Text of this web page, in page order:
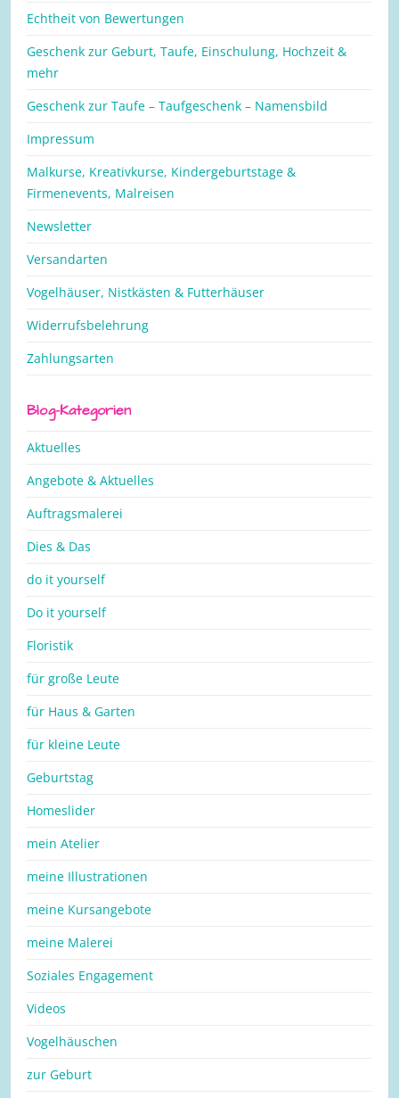
Echtheit von Bewertungen
Geschenk zur Geburt, Taufe, Einschulung, Hochzeit &
mehr
Geschenk zur Taufe – Taufgeschenk – Namensbild
Impressum
Malkurse, Kreativkurse, Kindergeburtstage &
Firmenevents, Malreisen
Newsletter
Versandarten
Vogelhäuser, Nistkästen & Futterhäuser
Widerrufsbelehrung
Zahlungsarten
Blog-Kategorien
Aktuelles
Angebote & Aktuelles
Auftragsmalerei
Dies & Das
do it yourself
Do it yourself
Floristik
für große Leute
für Haus & Garten
für kleine Leute
Geburtstag
Homeslider
mein Atelier
meine Illustrationen
meine Kursangebote
meine Malerei
Soziales Engagement
Videos
Vogelhäuschen
zur Geburt